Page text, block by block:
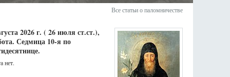
Все статьи о паломничестве
2026 г. ( 26 июля ст.ст.),
Седмица 10-я по
нет.